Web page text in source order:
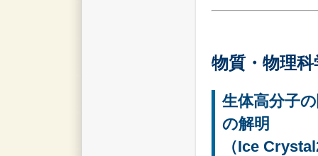
物質・物理
生体高分子
の解明
（Ice